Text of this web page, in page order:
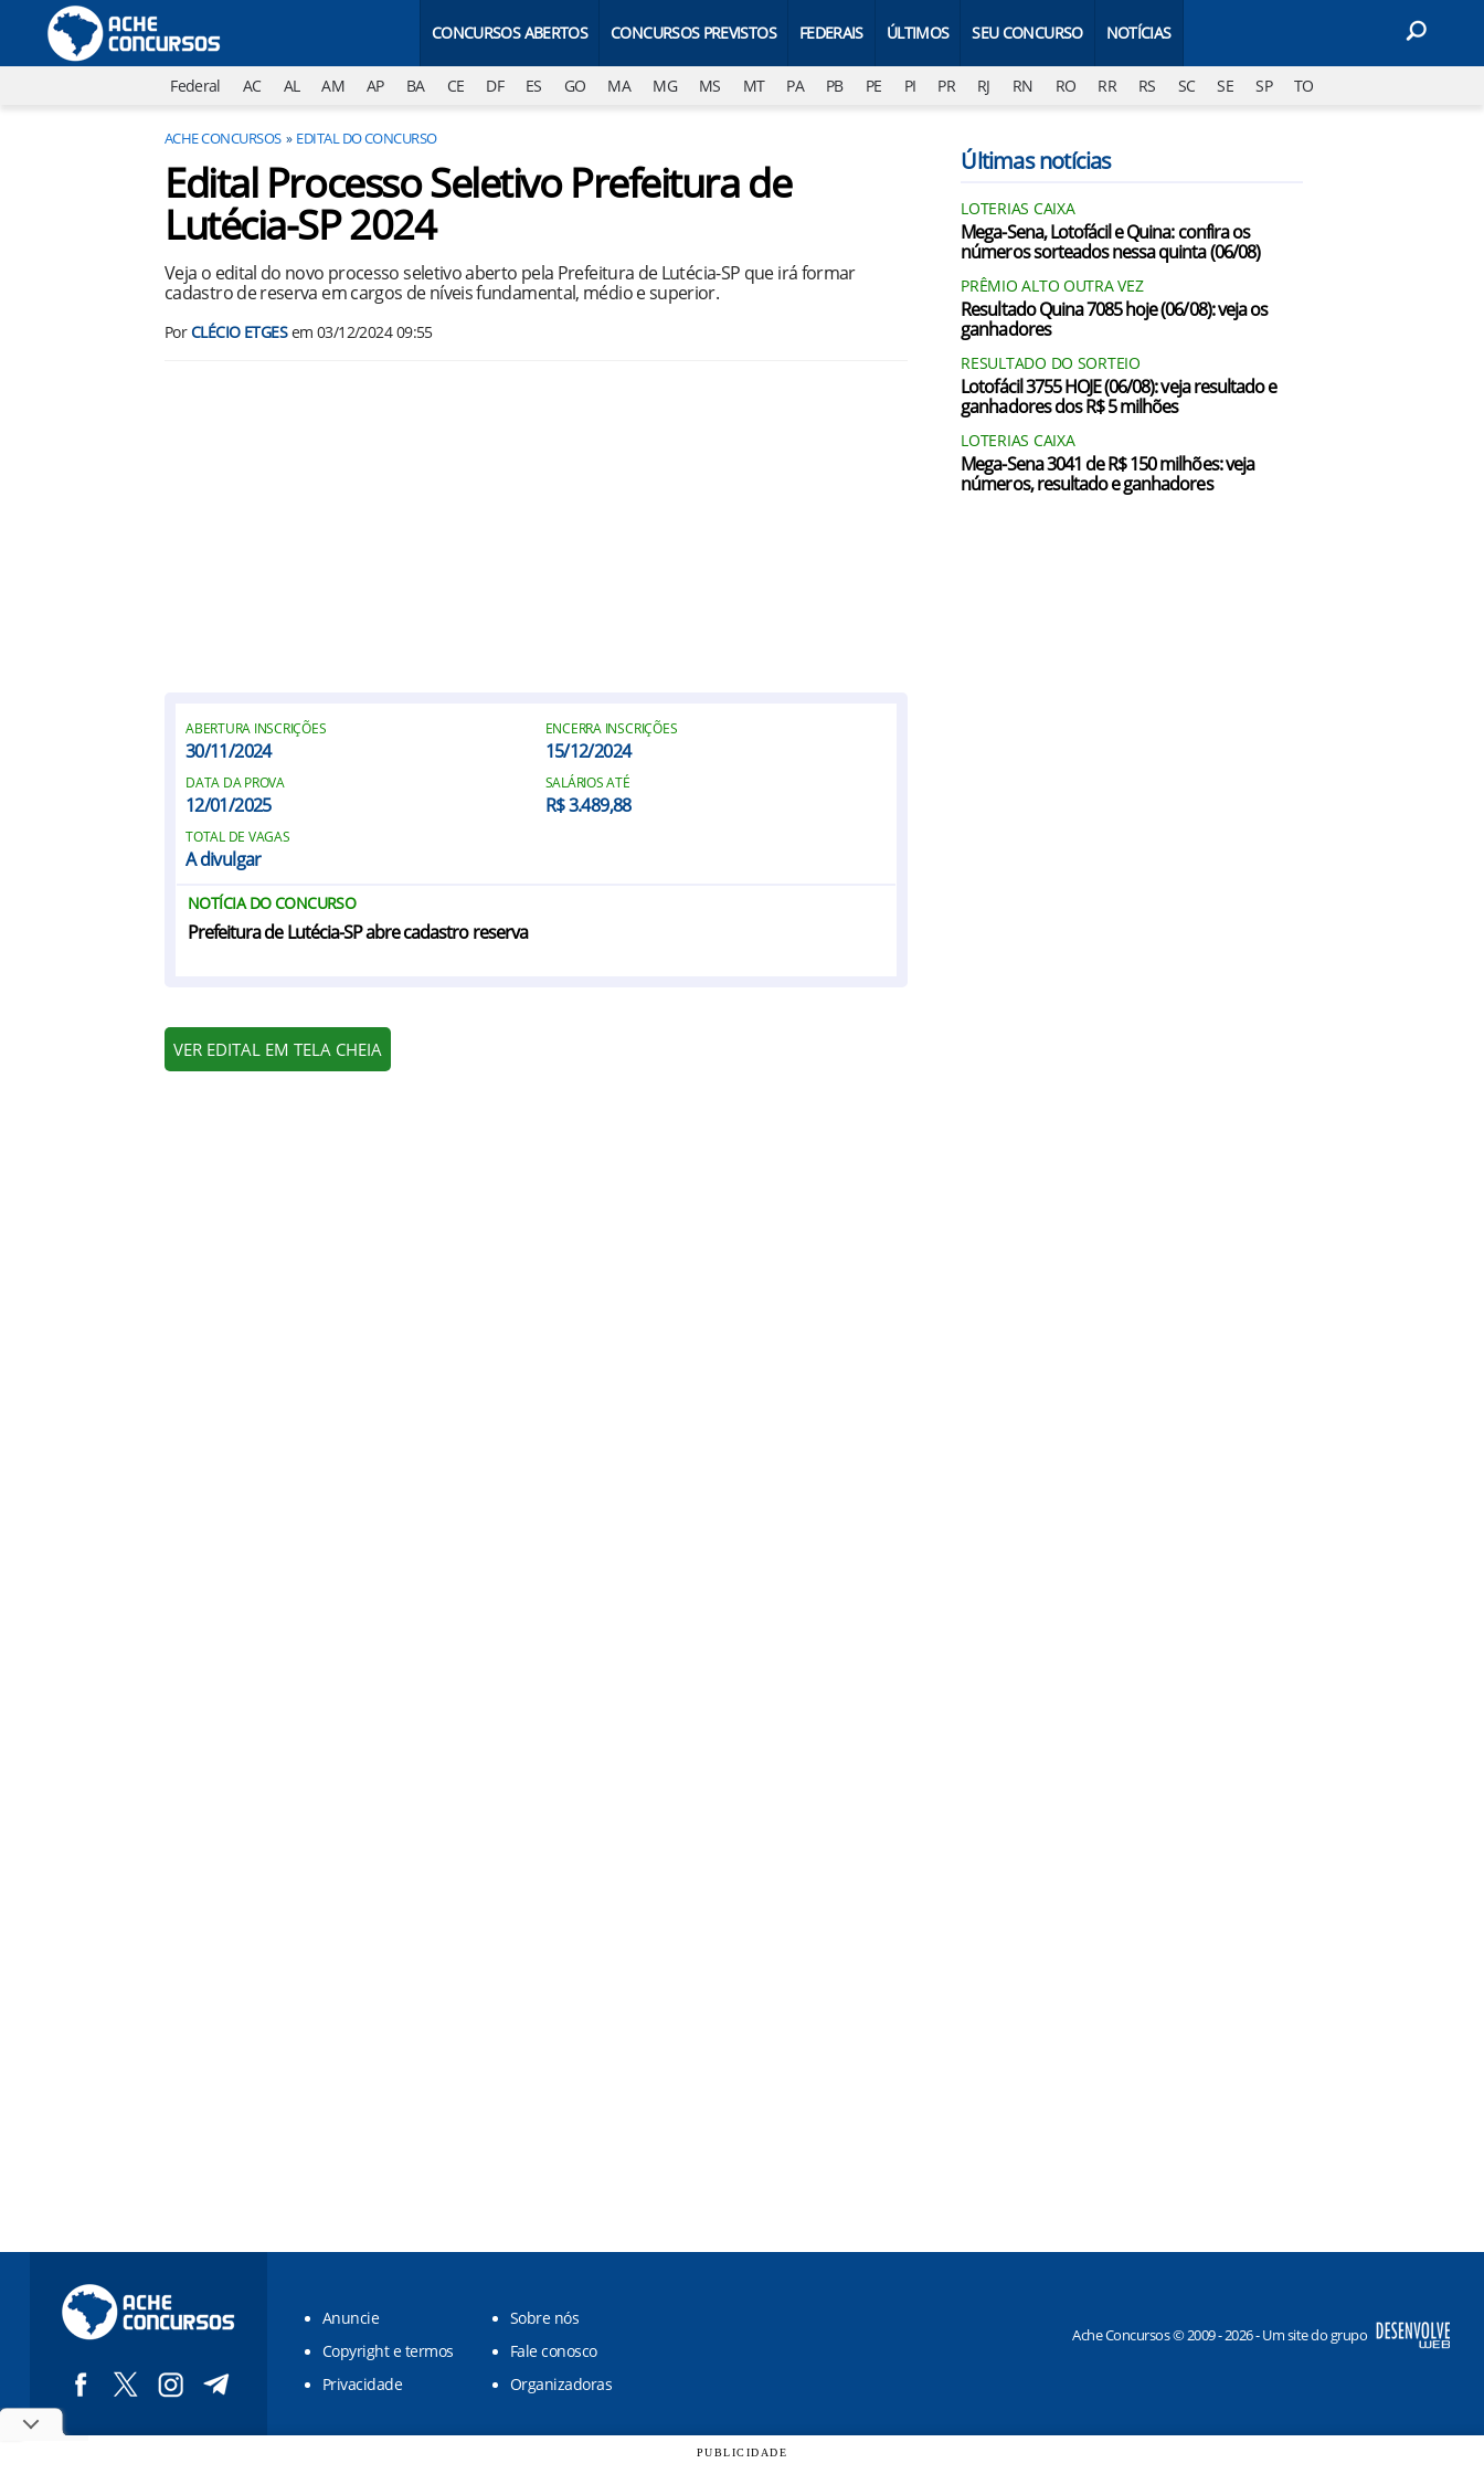
CONCURSOS ABERTOS CONCURSOS PREVISTOS FEDERAIS ÚLTIMOS SEU CONCURSO NOTÍCIAS
Federal AC AL AM AP BA CE DF ES GO MA MG MS MT PA PB PE PI PR RJ RN RO RR RS SC SE SP TO
ACHE CONCURSOS EDITAL DO CONCURSO
Edital Processo Seletivo Prefeitura de
Lutécia-SP 2024
Veja o edital do novo processo seletivo aberto pela Prefeitura de Lutécia-SP que irá formar
cadastro de reserva em cargos de níveis fundamental, médio e superior.
PorCLÉCIO ETGESem 03/12/2024 09:55
ABERTURA INSCRIÇÕES
30/11/2024
ENCERRA INSCRIÇÕES
15/12/2024
DATA DA PROVA
12/01/2025
SALÁRIOS ATÉ
R$ 3.489,88
TOTAL DE VAGAS
A divulgar
NOTÍCIA DO CONCURSO
Prefeitura de Lutécia-SP abre cadastro reserva
VER EDITAL EM TELA CHEIA
Últimas notícias
LOTERIAS CAIXA
Mega-Sena, Lotofácil e Quina: confira os
números sorteados nessa quinta (06/08)
PRÊMIO ALTO OUTRA VEZ
Resultado Quina 7085 hoje (06/08): veja os
ganhadores
RESULTADO DO SORTEIO
Lotofácil 3755 HOJE (06/08): veja resultado e
ganhadores dos R$ 5 milhões
LOTERIAS CAIXA
Mega-Sena 3041 de R$ 150 milhões: veja
números, resultado e ganhadores
Anuncie
Sobre nós
Copyright e termos
Fale conosco
Privacidade
Organizadoras
Ache Concursos © 2009 - 2026 - Um site do grupo
PUBLICIDADE